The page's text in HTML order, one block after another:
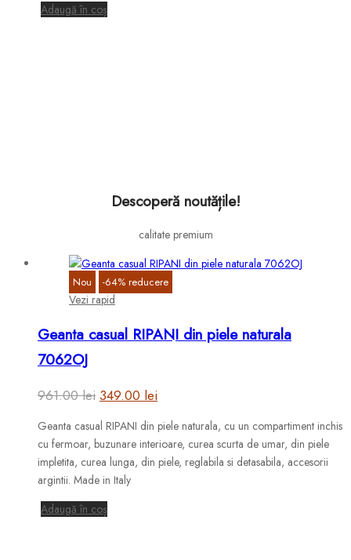
Adaugă în coș
Descoperă noutățile!
calitate premium
Nou -64% reducere
Vezi rapid
Geanta casual RIPANI din piele naturala
7062OJ
961.00lei Prețul
inițial
a
fost:
961.00 lei.
349.00 lei
curent
este:
349.00 lei.
Geanta casual RIPANI din piele naturala, cu un compartiment inchis
cu fermoar, buzunare interioare, curea scurta de umar, din piele
impletita, curea lunga, din piele, reglabila si detasabila, accesorii
argintii. Made in Italy
Adaugă în coș